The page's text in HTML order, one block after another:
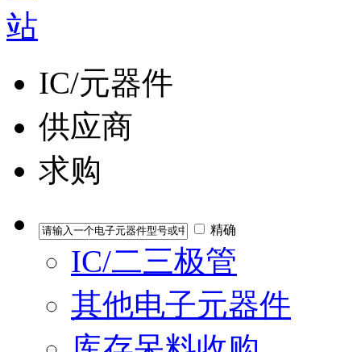
IC/元器件
供应商
求购
精确
IC/二三极管
其他电子元器件